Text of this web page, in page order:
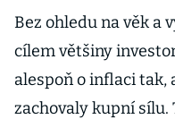
Bez ohledu na věk a
cílem většiny
alespoň o inflaci
zachovaly kupní